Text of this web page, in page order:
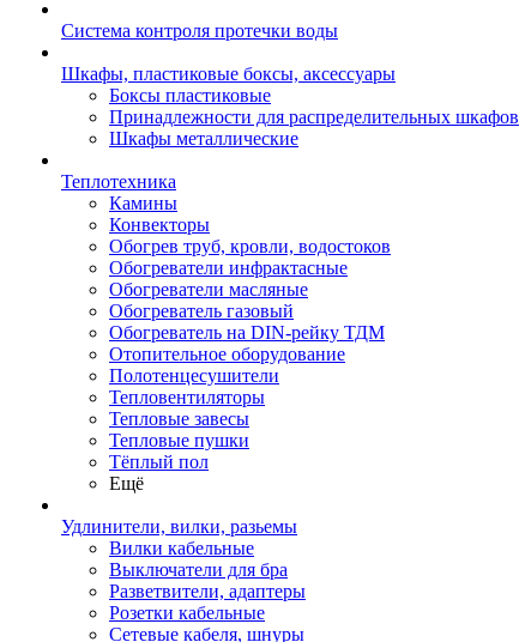
Система контроля протечки воды
Шкафы, пластиковые боксы, аксессуары
Боксы пластиковые
Принадлежности для распределительных шкафов
Шкафы металлические
Теплотехника
Камины
Конвекторы
Обогрев труб, кровли, водостоков
Обогреватели инфрактасные
Обогреватели масляные
Обогреватель газовый
Обогреватель на DIN-рейку ТДМ
Отопительное оборудование
Полотенцесушители
Тепловентиляторы
Тепловые завесы
Тепловые пушки
Тёплый пол
Ещё
Удлинители, вилки, разьемы
Вилки кабельные
Выключатели для бра
Разветвители, адаптеры
Розетки кабельные
Сетевые кабеля, шнуры